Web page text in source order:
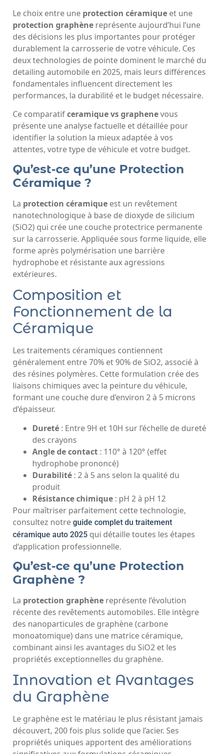
Le choix entre une protection céramique et une
protection graphène représente aujourd’hui l’une
des décisions les plus importantes pour protéger
durablement la carrosserie de votre véhicule. Ces
deux technologies de pointe dominent le marché du
detailing automobile en 2025, mais leurs différences
fondamentales influencent directement les
performances, la durabilité et le budget nécessaire.
Ce comparatifceramique vs graphenevous
présente une analyse factuelle et détaillée pour
identifier la solution la mieux adaptée à vos
attentes, votre type de véhicule et votre budget.
Qu’est-ce qu’une Protection
Céramique ?
La protection céramique est un revêtement
nanotechnologique à base de dioxyde de silicium
(SiO2) qui crée une couche protectrice permanente
sur la carrosserie. Appliquée sous forme liquide, elle
forme après polymérisation une barrière
hydrophobe et résistante aux agressions
extérieures.
Composition et
Fonctionnement de la
Céramique
Les traitements céramiques contiennent
généralement entre 70% et 90% de SiO2, associé à
des résines polymères. Cette formulation crée des
liaisons chimiques avec la peinture du véhicule,
formant une couche dure d’environ 2 à 5 microns
d’épaisseur.
Dureté : Entre 9H et 10H sur l’échelle de dureté
des crayons
Angle de contact : 110° à 120° (effet
hydrophobe prononcé)
Durabilité : 2 à 5 ans selon la qualité du
produit
Résistance chimique : pH 2 à pH 12
Pour maîtriser parfaitement cette technologie,
consultez notre guide complet du traitement
céramique auto 2025 qui détaille toutes les étapes
d’application professionnelle.
Qu’est-ce qu’une Protection
Graphène ?
La protection graphène représente l’évolution
récente des revêtements automobiles. Elle intègre
des nanoparticules de graphène (carbone
monoatomique) dans une matrice céramique,
combinant ainsi les avantages du SiO2 et les
propriétés exceptionnelles du graphène.
Innovation et Avantages
du Graphène
Le graphène est le matériau le plus résistant jamais
découvert, 200 fois plus solide que l’acier. Ses
propriétés uniques apportent des améliorations